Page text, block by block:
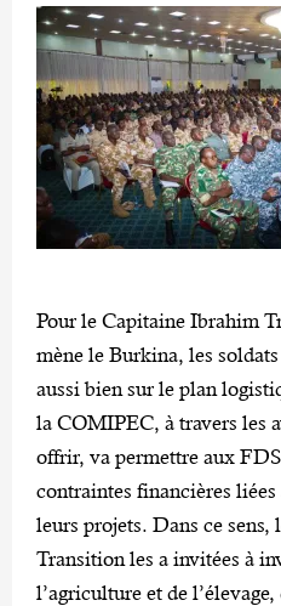
Pour le Capitaine Ibrahim
mène le Burkina, les
aussi bien sur le plan
la COMIPEC, à travers les
offrir, va permettre aux
contraintes financières
leurs projets. Dans ce sens,
Transition les a invitées à
l’agriculture et de